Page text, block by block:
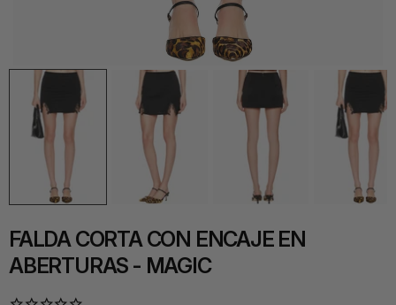
FALDA CORTA CON ENCAJE EN
ABERTURAS - MAGIC